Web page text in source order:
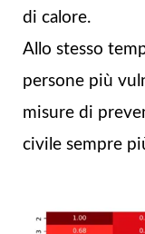
di calore.
Allo stesso
persone più
misure di
civile sempre